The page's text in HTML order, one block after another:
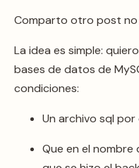
Comparto otro post no
La idea es simple:
bases de datos de
condiciones:
Un archivo sql
Que en el nombre